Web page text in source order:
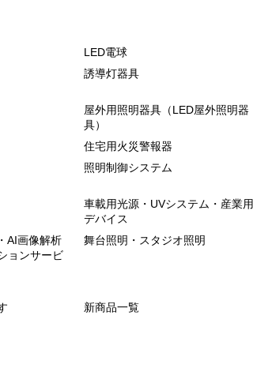
LED電球
誘導灯器具
屋外用照明器具（LED屋外照明器
具）
住宅用火災警報器
照明制御システム
車載用光源・UVシステム・産業用
デバイス
AI画像解析
ョンサービ
舞台照明・スタジオ照明
新商品一覧